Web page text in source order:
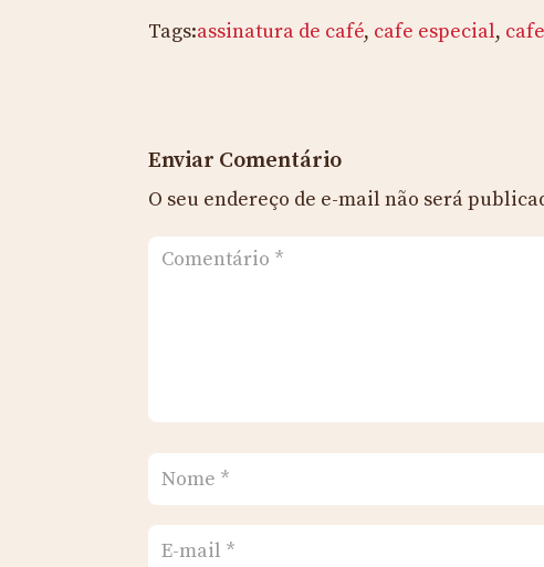
Tags:assinatura de café, cafe especial,
Enviar Comentário
O seu endereço de e-mail não será